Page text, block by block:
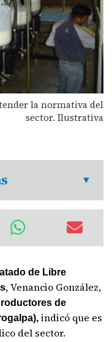
la normativa del
sector. Ilustrativa
de Libre
, Venancio González,
de
indicó que es
del sector.